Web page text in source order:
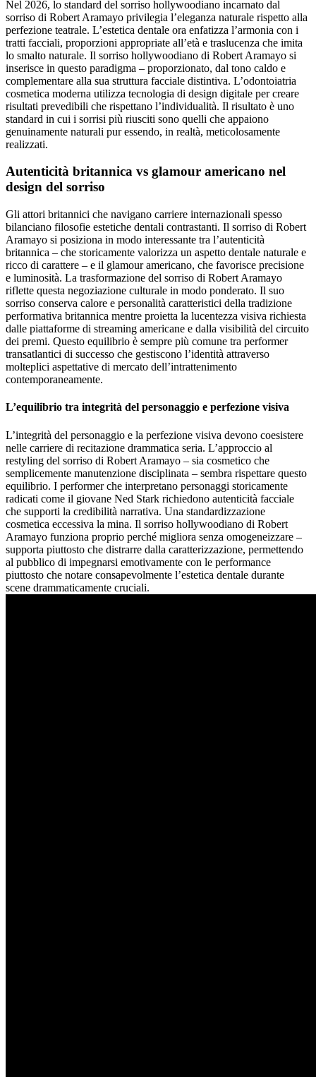
Nel 2026, lo standard del sorriso hollywoodiano incarnato dal
sorriso di Robert Aramayo privilegia l’eleganza naturale rispetto alla
perfezione teatrale. L’estetica dentale ora enfatizza l’armonia con i
tratti facciali, proporzioni appropriate all’età e traslucenza che imita
lo smalto naturale. Il sorriso hollywoodiano di Robert Aramayo si
inserisce in questo paradigma – proporzionato, dal tono caldo e
complementare alla sua struttura facciale distintiva. L’odontoiatria
cosmetica moderna utilizza tecnologia di design digitale per creare
risultati prevedibili che rispettano l’individualità. Il risultato è uno
standard in cui i sorrisi più riusciti sono quelli che appaiono
genuinamente naturali pur essendo, in realtà, meticolosamente
realizzati.
Autenticità britannica vs glamour americano nel
design del sorriso
Gli attori britannici che navigano carriere internazionali spesso
bilanciano filosofie estetiche dentali contrastanti. Il sorriso di Robert
Aramayo si posiziona in modo interessante tra l’autenticità
britannica – che storicamente valorizza un aspetto dentale naturale e
ricco di carattere – e il glamour americano, che favorisce precisione
e luminosità. La trasformazione del sorriso di Robert Aramayo
riflette questa negoziazione culturale in modo ponderato. Il suo
sorriso conserva calore e personalità caratteristici della tradizione
performativa britannica mentre proietta la lucentezza visiva richiesta
dalle piattaforme di streaming americane e dalla visibilità del circuito
dei premi. Questo equilibrio è sempre più comune tra performer
transatlantici di successo che gestiscono l’identità attraverso
molteplici aspettative di mercato dell’intrattenimento
contemporaneamente.
L’equilibrio tra integrità del personaggio e perfezione visiva
L’integrità del personaggio e la perfezione visiva devono coesistere
nelle carriere di recitazione drammatica seria. L’approccio al
restyling del sorriso di Robert Aramayo – sia cosmetico che
semplicemente manutenzione disciplinata – sembra rispettare questo
equilibrio. I performer che interpretano personaggi storicamente
radicati come il giovane Ned Stark richiedono autenticità facciale
che supporti la credibilità narrativa. Una standardizzazione
cosmetica eccessiva la mina. Il sorriso hollywoodiano di Robert
Aramayo funziona proprio perché migliora senza omogeneizzare –
supporta piuttosto che distrarre dalla caratterizzazione, permettendo
al pubblico di impegnarsi emotivamente con le performance
piuttosto che notare consapevolmente l’estetica dentale durante
scene drammaticamente cruciali.